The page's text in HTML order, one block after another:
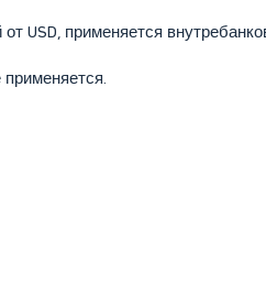
USD, применяется